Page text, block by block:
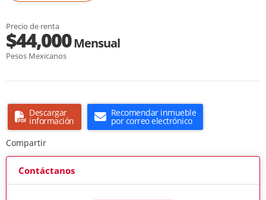
Precio de renta
$44,000Mensual
Pesos Mexicanos
Descargar
información
Recomendar inmueble
por correo electrónico
Compartir
Contáctanos